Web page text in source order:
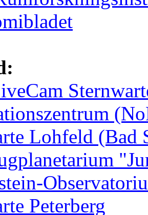
Lohfeld (Bad
Peterberg